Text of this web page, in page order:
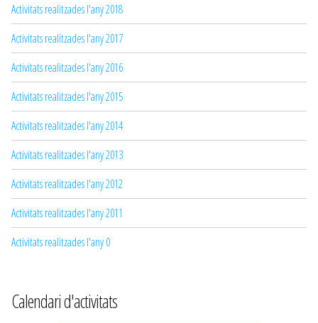
Activitats realitzades l'any 2018
Activitats realitzades l'any 2017
Activitats realitzades l'any 2016
Activitats realitzades l'any 2015
Activitats realitzades l'any 2014
Activitats realitzades l'any 2013
Activitats realitzades l'any 2012
Activitats realitzades l'any 2011
Activitats realitzades l'any 0
Calendari d'activitats